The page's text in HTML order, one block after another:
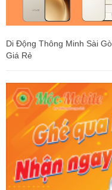
Di Động Thông Minh Sài
Giá Rẻ